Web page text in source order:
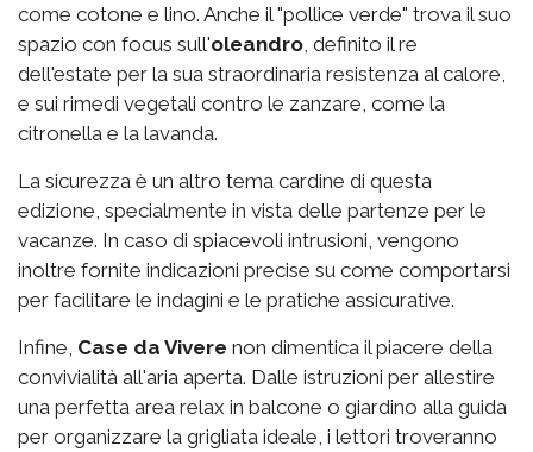
come cotone e lino. Anche il "pollice verde" trova il suo
spazio con focus sull'oleandro , definito il re
dell'estate per la sua straordinaria resistenza al calore,
e sui rimedi vegetali contro le zanzare, come la
citronella e la lavanda.
La sicurezza è un altro tema cardine di questa
edizione, specialmente in vista delle partenze per le
vacanze. In caso di spiacevoli intrusioni, vengono
inoltre fornite indicazioni precise su come comportarsi
per facilitare le indagini e le pratiche assicurative.
Infine, Case da Vivere non dimentica il piacere della
convivialità all'aria aperta. Dalle istruzioni per allestire
una perfetta area relax in balcone o giardino alla guida
per organizzare la grigliata ideale, i lettori troveranno